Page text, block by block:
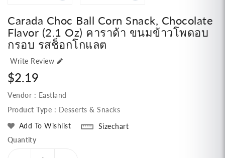
Carada Choc Ball Corn Snack, Chocolate
Flavor (2.1 Oz) คาราด้า ขนมข้าวโพดอบ
กรอบ รสช็อกโกแลต
Write Review
Regular
price
$2.19
Vendor : Eastland
Product Type : Desserts & Snacks
Add To Wishlist
Sizechart
Quantity